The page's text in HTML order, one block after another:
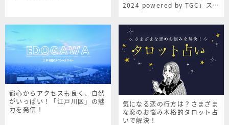
2024 powered by TGC」スペ
都心からアクセスも良く、自然
がいっぱい！「江戸川区」の魅
力を発信！
気になる恋の行方は？さまざま
な恋のお悩み本格的タロット占
いで解決！